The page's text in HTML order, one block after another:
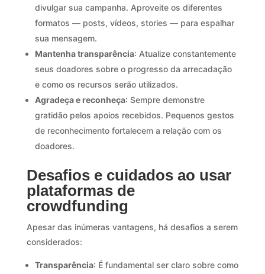
divulgar sua campanha. Aproveite os diferentes
formatos — posts, vídeos, stories — para espalhar
sua mensagem.
Mantenha transparência: Atualize constantemente
seus doadores sobre o progresso da arrecadação
e como os recursos serão utilizados.
Agradeça e reconheça: Sempre demonstre
gratidão pelos apoios recebidos. Pequenos gestos
de reconhecimento fortalecem a relação com os
doadores.
Desafios e cuidados ao usar
plataformas de
crowdfunding
Apesar das inúmeras vantagens, há desafios a serem
considerados:
Transparência: É fundamental ser claro sobre como